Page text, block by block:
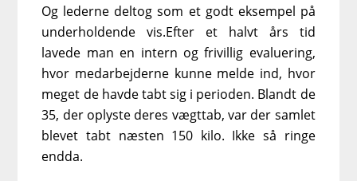
Og lederne deltog som et godt eksempel på
underholdende vis.Efter et halvt års tid
lavede man en intern og frivillig evaluering,
hvor medarbejderne kunne melde ind, hvor
meget de havde tabt sig i perioden. Blandt de
35, der oplyste deres vægttab, var der samlet
blevet tabt næsten 150 kilo. Ikke så ringe
endda.